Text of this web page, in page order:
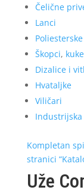
Čelične
Lanci
Škopci, kuke
Dizalice i
Hvataljke
Viličari
Kompletan
stranici
Uže